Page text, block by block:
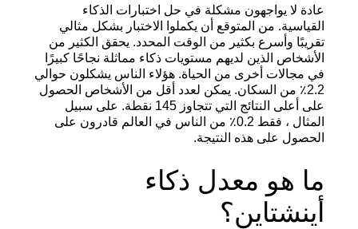
عادة لا يواجهون مشكلة في حل اختبارات الذكاء
القياسية. من المتوقع أن يكملوا الاختبار بشكل مثالي
تقريبًا وأسرع بكثير من الوقت المحدد. يحقق الكثير من
الأشخاص الذين لديهم مستويات ذكاء مماثلة نجاحًا كبيرًا
في مجالات أخرى من الحياة. هؤلاء الناس يشكلون حوالي
2.2٪ من السكان. يمكن لعدد أقل من الأشخاص الحصول
على أعلى النتائج التي تتجاوز 145 نقطة. على سبيل
المثال ، فقط 0.2٪ من الناس في العالم قادرون على
الحصول على هذه النتيجة.
ما هو معدل ذكاء
أينشتاين؟